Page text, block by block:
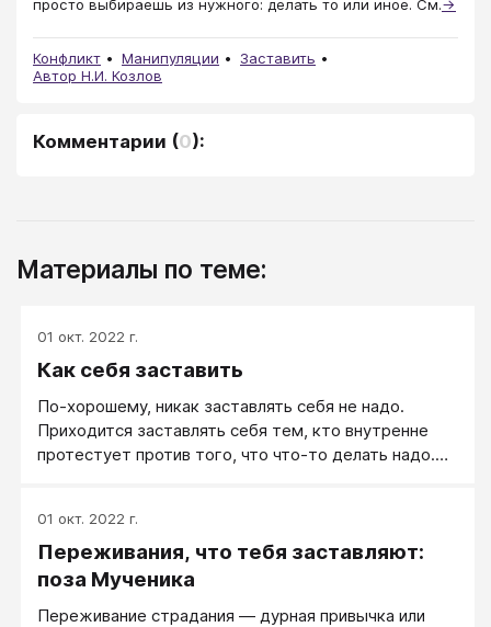
просто выбираешь из нужного: делать то или иное. См.→
Конфликт Манипуляции
Заставить
Автор Н.И. Козлов
Комментарии (0):
Материалы по теме:
01 окт. 2022 г.
Как себя заставить
По-хорошему, никак заставлять себя не надо.
Приходится заставлять себя тем, кто внутренне
протестует против того, что что-то делать надо.
то или иное. Меня часто спрашивают, как я себя
заставляю делать все, что я делаю. А я чешу
затылок: да не заставляю я себя.
01 окт. 2022 г.
Переживания, что тебя заставляют:
поза Мученика
Переживание страдания — дурная привычка или